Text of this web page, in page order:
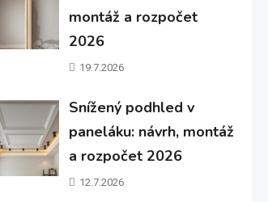
montáž a rozpočet
2026
19.7.2026
Snížený podhled v
paneláku: návrh, montáž
a rozpočet 2026
12.7.2026